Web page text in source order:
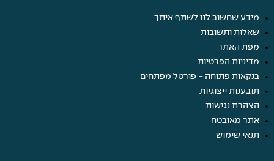
מידע שחשוב לנו לשתף איתך
שאלות ותשובות
מפת האתר
מדיניות הפרטיות
בנקאות פתוחה - פורטל מפתחים
תובענות ייצוגיות
הצהרת נגישות
אתר מאובטח
תנאי שימוש